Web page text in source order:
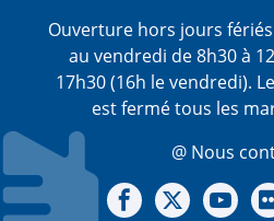
Ouverture hors jours
au vendredi de 8h30 à
17h30 (16h le vendredi).
est fermé tous les
@ Nous
Notre Notre X